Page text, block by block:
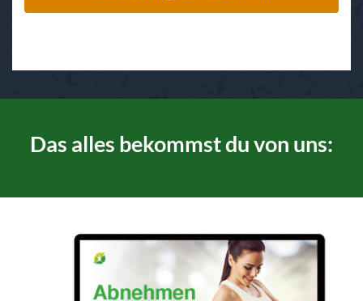
Das alles bekommst du von uns: